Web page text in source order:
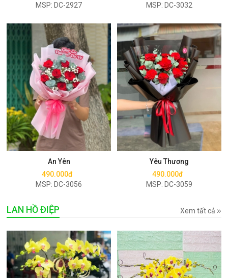
MSP: DC-2927
MSP: DC-3032
An Yên
490.000đ
MSP: DC-3056
Mua ngay
Yêu Thương
490.000đ
MSP: DC-3059
Mua ngay
LAN HỒ ĐIỆP Xem tất cả